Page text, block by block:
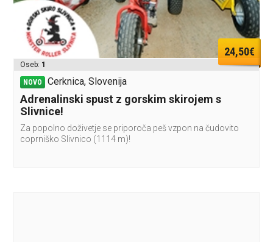
24,50€
Oseb: 1
NOVO Cerknica, Slovenija
Adrenalinski spust z gorskim skirojem s
Slivnice!
Za popolno doživetje se priporoča peš vzpon na čudovito
coprniško Slivnico (1114 m)!